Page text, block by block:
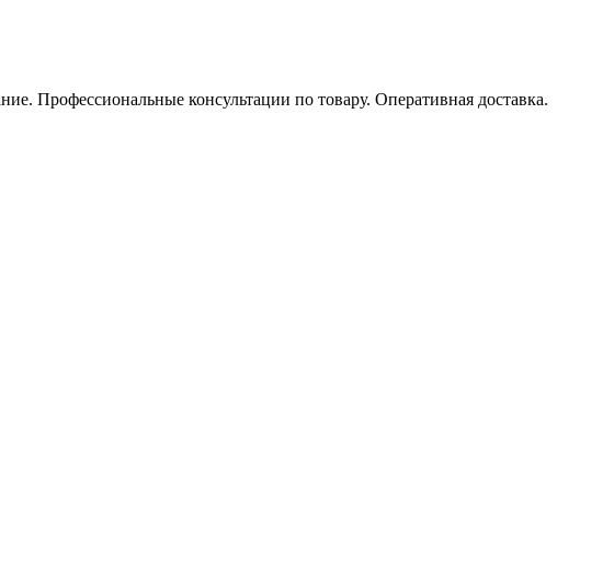
Профессиональные консультации по товару. Оперативная доставка.